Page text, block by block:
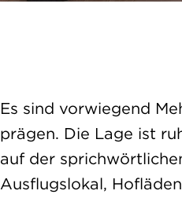
Es sind vorwiegend
prägen. Die Lage ist
auf der
Ausflugslokal,